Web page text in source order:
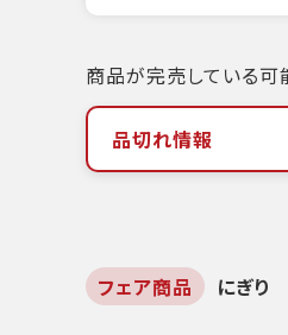
商品が完売している可
品切れ情報
フェア商品 にぎり